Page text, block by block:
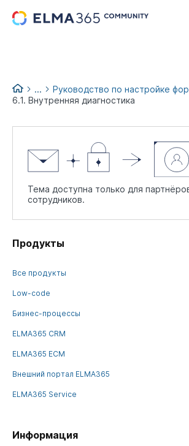
...
...
Руководство по настройке
6.1. Внутренняя диагностика
Тема доступна только для
сотрудников.
Продукты
Все продукты
Low-code
Бизнес-процессы
ELMA365 CRM
ELMA365 ECM
Внешний портал ELMA365
ELMA365 Service
Информация